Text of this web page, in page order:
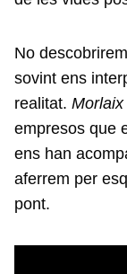
No
sovint ens
realitat. Morlaix
empresos que
ens han
aferrem per
pont.